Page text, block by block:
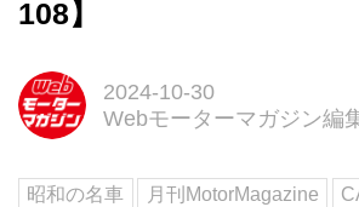
108】
2024-10-30
Webモーターマガジン編
昭和の名車 月刊MotorMagazine